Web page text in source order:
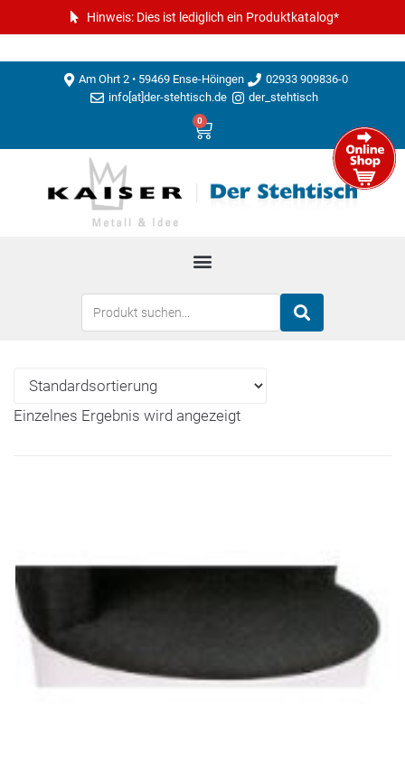
Hinweis: Dies ist lediglich ein Produktkatalog*
Am Ohrt 2 • 59469 Ense-Höingen
02933 909836-0
info[at]der-stehtisch.de
der_stehtisch
0
Einzelnes Ergebnis wird angezeigt